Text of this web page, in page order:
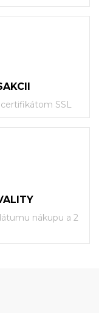
SSL
nákupu a 2